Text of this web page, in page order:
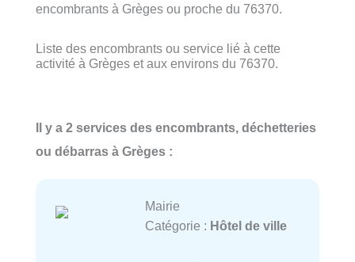
encombrants à Grèges ou proche du 76370.
Liste des encombrants ou service lié à cette
activité à Grèges et aux environs du 76370.
Il y a 2 services des encombrants, déchetteries
ou débarras à Grèges :
Mairie
Catégorie : Hôtel de ville